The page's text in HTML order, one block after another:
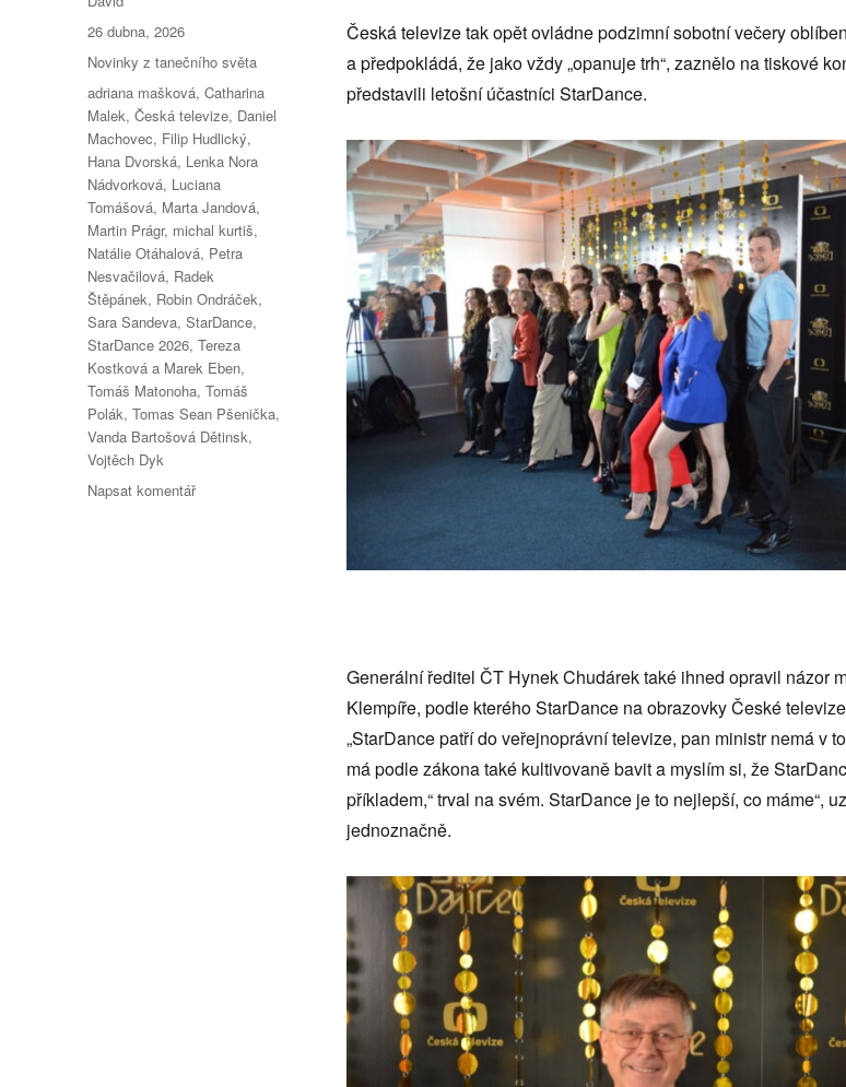
Česká televize tak opět ovládne podzimní sobotní večery
a předpokládá, že jako vždy „opanuje trh“, zaznělo na tiskové
představili letošní účastníci StarDance.
Generální ředitel ČT Hynek Chudárek také ihned opravil názor
Klempíře, podle kterého StarDance na obrazovky České
„StarDance patří do veřejnoprávní televize, pan ministr nemá v
má podle zákona také kultivovaně bavit a myslím si, že
příkladem,“ trval na svém. StarDance je to nejlepší, co máme“,
jednoznačně.
Publikováno:
26 dubna, 2026
Rubriky:
Novinky z tanečního světa
Štítky:
adriana mašková,Catharina
Malek,Česká televize, Daniel
Machovec, Filip Hudlický,
Hana Dvorská, Lenka Nora
Nádvorková, Luciana
Tomášová, Marta Jandová,
Martin Prágr, michal kurtiš,
Natálie Otáhalová, Petra
Nesvačilová, Radek
Štěpánek, Robin Ondráček,
Sara Sandeva,StarDance,
StarDance 2026,Tereza
Kostková a Marek Eben,
Tomáš Matonoha,Tomáš
Polák,Tomas Sean Pšenička,
Vanda Bartošová Dětinsk,
Vojtěch Dyk
Napsat komentářpro